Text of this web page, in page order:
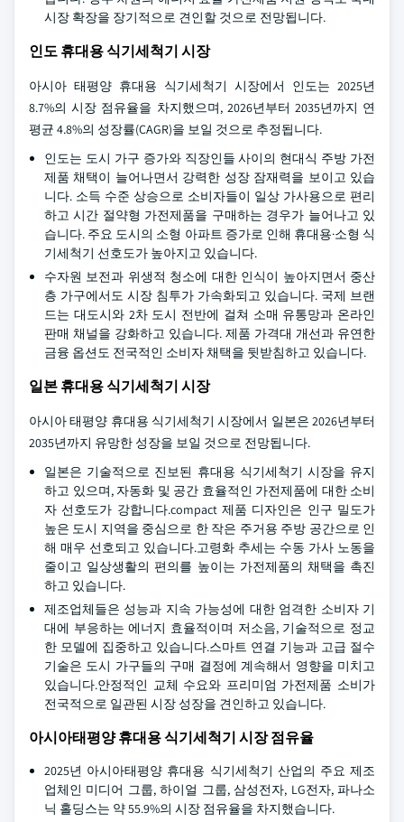
시장 확장을 장기적으로 견인할 것으로 전망됩니다.
인도 휴대용 식기세척기 시장
아시아 태평양 휴대용 식기세척기 시장에서 인도는 2025년
8.7%의 시장 점유율을 차지했으며, 2026년부터 2035년까지 연
평균 4.8%의 성장률(CAGR)을 보일 것으로 추정됩니다.
인도는 도시 가구 증가와 직장인들 사이의 현대식 주방 가전
제품 채택이 늘어나면서 강력한 성장 잠재력을 보이고 있습
니다. 소득 수준 상승으로 소비자들이 일상 가사용으로 편리
하고 시간 절약형 가전제품을 구매하는 경우가 늘어나고 있
습니다. 주요 도시의 소형 아파트 증가로 인해 휴대용·소형 식
기세척기 선호도가 높아지고 있습니다.
수자원 보전과 위생적 청소에 대한 인식이 높아지면서 중산
층 가구에서도 시장 침투가 가속화되고 있습니다. 국제 브랜
드는 대도시와 2차 도시 전반에 걸쳐 소매 유통망과 온라인
판매 채널을 강화하고 있습니다. 제품 가격대 개선과 유연한
금융 옵션도 전국적인 소비자 채택을 뒷받침하고 있습니다.
일본 휴대용 식기세척기 시장
아시아 태평양 휴대용 식기세척기 시장에서 일본은 2026년부터
2035년까지 유망한 성장을 보일 것으로 전망됩니다.
일본은 기술적으로 진보된 휴대용 식기세척기 시장을 유지
하고 있으며, 자동화 및 공간 효율적인 가전제품에 대한 소비
자 선호도가 강합니다.compact 제품 디자인은 인구 밀도가
높은 도시 지역을 중심으로 한 작은 주거용 주방 공간으로 인
해 매우 선호되고 있습니다.고령화 추세는 수동 가사 노동을
줄이고 일상생활의 편의를 높이는 가전제품의 채택을 촉진
하고 있습니다.
제조업체들은 성능과 지속 가능성에 대한 엄격한 소비자 기
대에 부응하는 에너지 효율적이며 저소음, 기술적으로 정교
한 모델에 집중하고 있습니다.스마트 연결 기능과 고급 절수
기술은 도시 가구들의 구매 결정에 계속해서 영향을 미치고
있습니다.안정적인 교체 수요와 프리미엄 가전제품 소비가
전국적으로 일관된 시장 성장을 견인하고 있습니다.
아시아태평양 휴대용 식기세척기 시장 점유율
2025년 아시아태평양 휴대용 식기세척기 산업의 주요 제조
업체인 미디어 그룹, 하이얼 그룹, 삼성전자, LG전자, 파나소
닉 홀딩스는 약 55.9%의 시장 점유율을 차지했습니다.